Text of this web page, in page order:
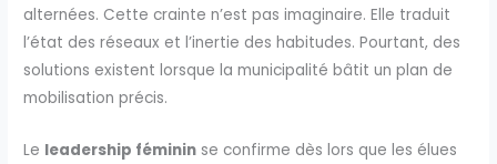
alternées. Cette crainte n’est pas imaginaire. Elle traduit
l’état des réseaux et l’inertie des habitudes. Pourtant, des
solutions existent lorsque la municipalité bâtit un plan de
mobilisation précis.
Le leadership féminin se confirme dès lors que les élues